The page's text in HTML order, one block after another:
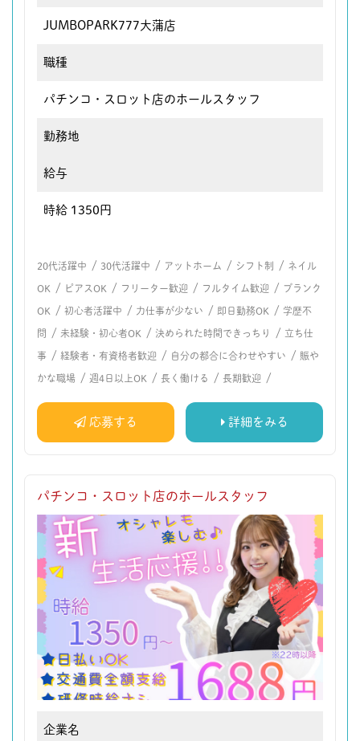
JUMBOPARK777大蒲店
職種
パチンコ・スロット店のホールスタッフ
勤務地
給与
時給 1350円
20代活躍中 / 30代活躍中 / アットホーム / シフト制 / ネイル
OK / ピアスOK / フリーター歓迎 / フルタイム歓迎 / ブランク
OK / 初心者活躍中 / 力仕事が少ない / 即日勤務OK / 学歴不
問 / 未経験・初心者OK / 決められた時間できっちり / 立ち仕
事 / 経験者・有資格者歓迎 / 自分の都合に合わせやすい / 賑や
かな職場 / 週4日以上OK / 長く働ける / 長期歓迎 /
応募する 詳細をみる
パチンコ・スロット店のホールスタッフ
企業名